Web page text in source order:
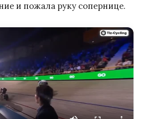
и пожала руку сопернице.